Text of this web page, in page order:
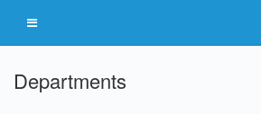
Departments